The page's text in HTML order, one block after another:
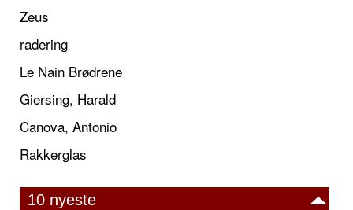
Zeus
radering
Le Nain Brødrene
Giersing, Harald
Canova, Antonio
Rakkerglas
10 nyeste